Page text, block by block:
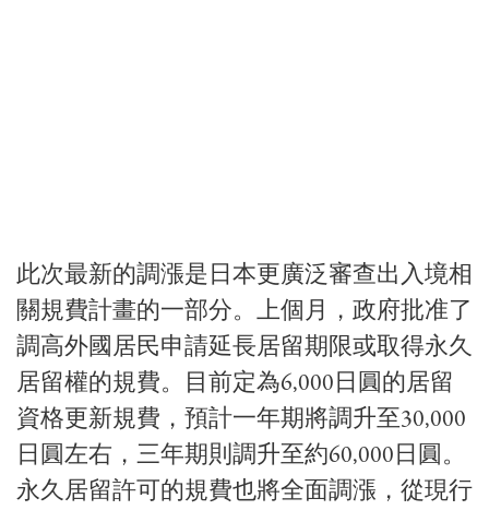
此次最新的調漲是日本更廣泛審查出入境相
關規費計畫的一部分。上個月，政府批准了
調高外國居民申請延長居留期限或取得永久
居留權的規費。目前定為6,000日圓的居留
資格更新規費，預計一年期將調升至30,000
日圓左右，三年期則調升至約60,000日圓。
永久居留許可的規費也將全面調漲，從現行